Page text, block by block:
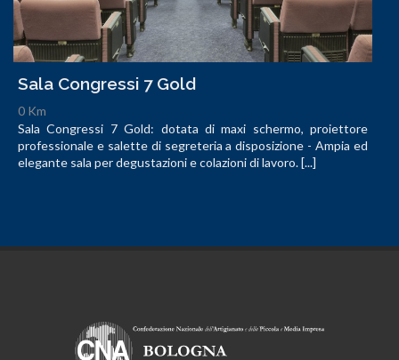
Sala Congressi 7 Gold
0 Km
Sala Congressi 7 Gold: dotata di maxi schermo, proiettore
professionale e salette di segreteria a disposizione - Ampia ed
elegante sala per degustazioni e colazioni di lavoro. [...]